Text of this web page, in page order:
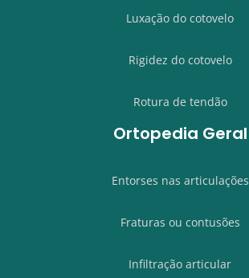
Luxação do cotovelo
Rigidez do cotovelo
Rotura de tendão
Ortopedia Geral
Entorses nas articulações
Fraturas ou contusões
Infiltração articular